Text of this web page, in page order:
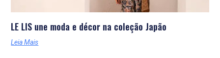
LE LIS une moda e décor na coleção Japão
Leia Mais